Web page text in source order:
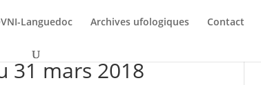
Languedoc Archives ufologiques Contact
31 mars 2018